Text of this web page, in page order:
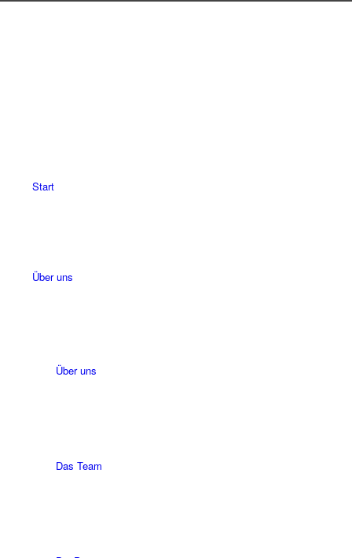
Start
Über uns
Über uns
Das Team